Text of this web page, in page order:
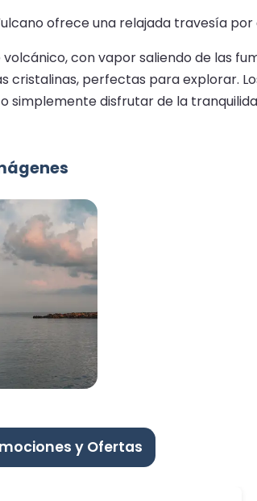
ofrece una relajada travesía
con vapor saliendo de las
cristalinas, perfectas para explorar.
simplemente disfrutar de la
y Ofertas